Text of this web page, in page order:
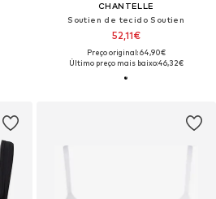
CHANTELLE
Soutien de tecido Soutien
52,11€
Preço original: 64,90€
Último preço mais baixo:46,32€